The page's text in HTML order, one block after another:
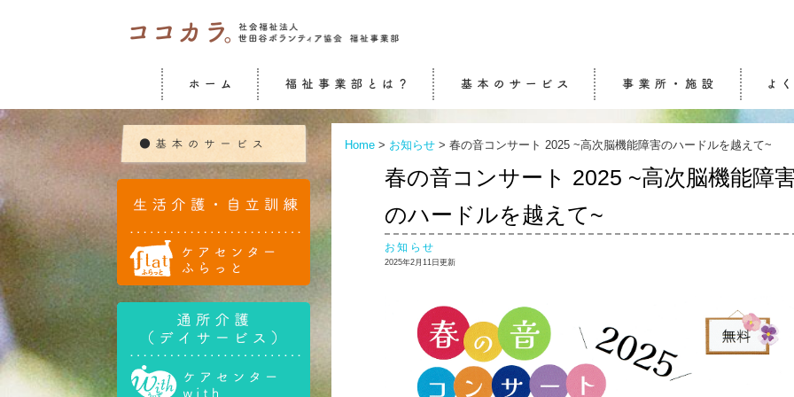
ス）
ケアセンターふらっと
ケアセンターwith
ケアステーション連
ケア相談センター結
Home > お知らせ > 春の音コンサート 2025 ~高次脳機能障害のハードルを越えて~
春の音コンサート 2025 ~高次脳機能障
のハードルを越えて~
お知らせ
2025年2月11日更新